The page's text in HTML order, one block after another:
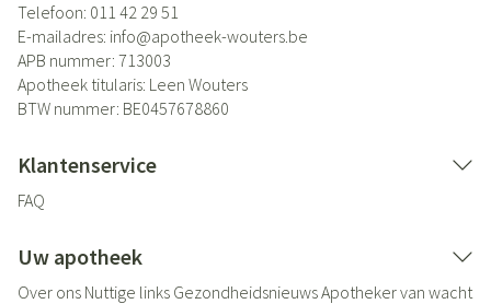
Telefoon: 011 42 29 51
E-mailadres: info@apotheek-wouters.be
APB nummer: 713003
Apotheek titularis: Leen Wouters
BTW nummer: BE0457678860
Klantenservice
FAQ
Uw apotheek
Over ons Nuttige links GezondheidsnieuwsApotheker van wacht